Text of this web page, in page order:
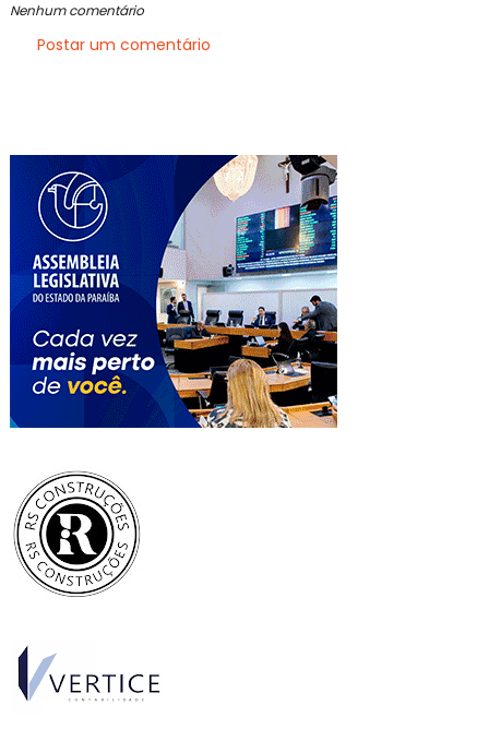
Nenhum comentário
Postar um comentário